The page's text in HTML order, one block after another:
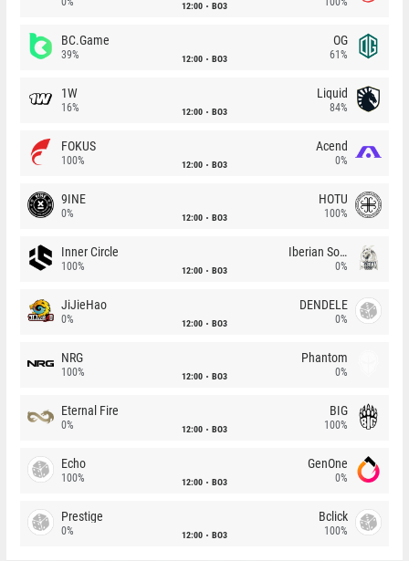
12:00 BO3
BC.Game
39% 12:00 BO3
OG
61%
1W
16% 12:00 BO3
Liquid
84%
FOKUS
100% 12:00 BO3
Acend
0%
9INE
0% 12:00 BO3
HOTU
100%
Inner Circle
100% 12:00 BO3
Iberian Soul
0%
JiJieHao
0% 12:00 BO3
DENDELE
0%
NRG
100% 12:00 BO3
Phantom
0%
Eternal Fire
0% 12:00 BO3
BIG
100%
Echo
100% 12:00 BO3
GenOne
0%
Prestige
0% 12:00 BO3
Bclick
100%